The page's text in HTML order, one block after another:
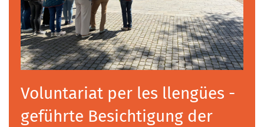
Voluntariat per les llengües -
geführte Besichtigung der